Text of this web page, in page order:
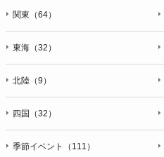
関東（64）
東海（32）
北陸（9）
四国（32）
季節イベント（111）